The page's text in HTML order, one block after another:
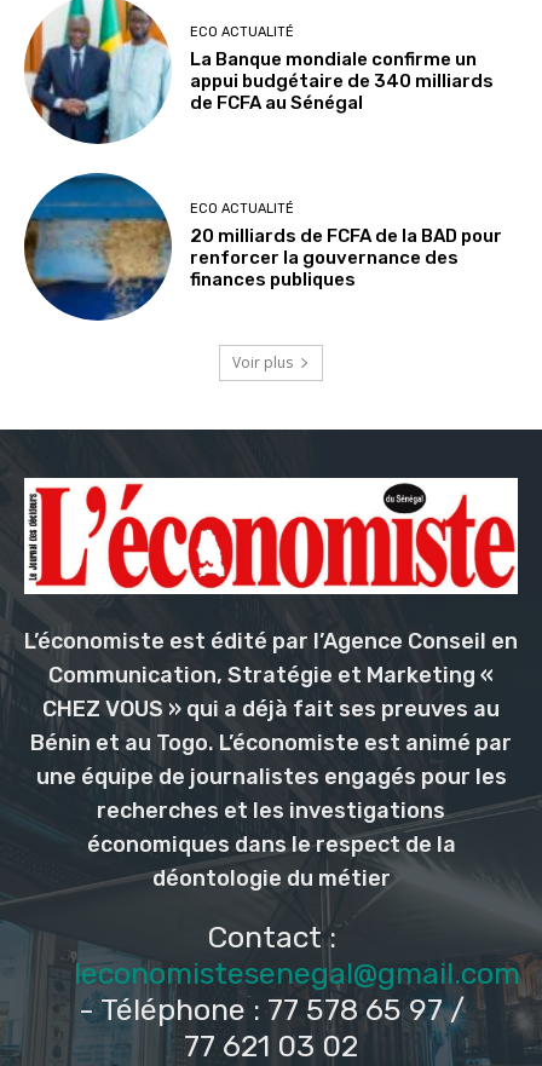
ECO ACTUALITÉ
La Banque mondiale confirme un
appui budgétaire de 340 milliards
de FCFA au Sénégal
ECO ACTUALITÉ
20 milliards de FCFA de la BAD pour
renforcer la gouvernance des
finances publiques
Voir plus
L’économiste est édité par l’Agence Conseil en
Communication, Stratégie et Marketing «
CHEZ VOUS » qui a déjà fait ses preuves au
Bénin et au Togo. L’économiste est animé par
une équipe de journalistes engagés pour les
recherches et les investigations
économiques dans le respect de la
déontologie du métier
Contact :
leconomistesenegal@gmail.com
- Téléphone : 77 578 65 97 /
77 621 03 02